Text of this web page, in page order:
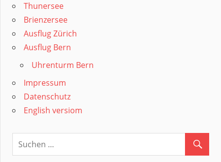
Thunersee
Brienzersee
Ausflug Zürich
Ausflug Bern
Uhrenturm Bern
Impressum
Datenschutz
English versiom